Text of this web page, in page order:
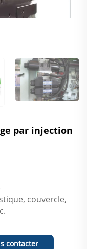
par injection
couvercle,
contacter